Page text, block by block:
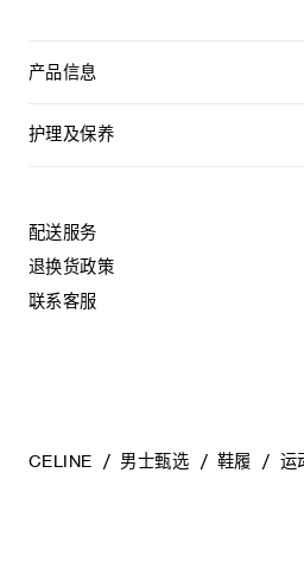
产品信息
0.2英寸(5毫米)鞋跟
护理及保养
泽。为了让您的鞋履历久弥新，我们
法：
- 避免接触水、油脂、香水和化妆品
擦拭皮革，微湿时可擦拭织物面料。
配送服务
退换货政策
联系客服
CELINE 男士甄选 鞋履 运